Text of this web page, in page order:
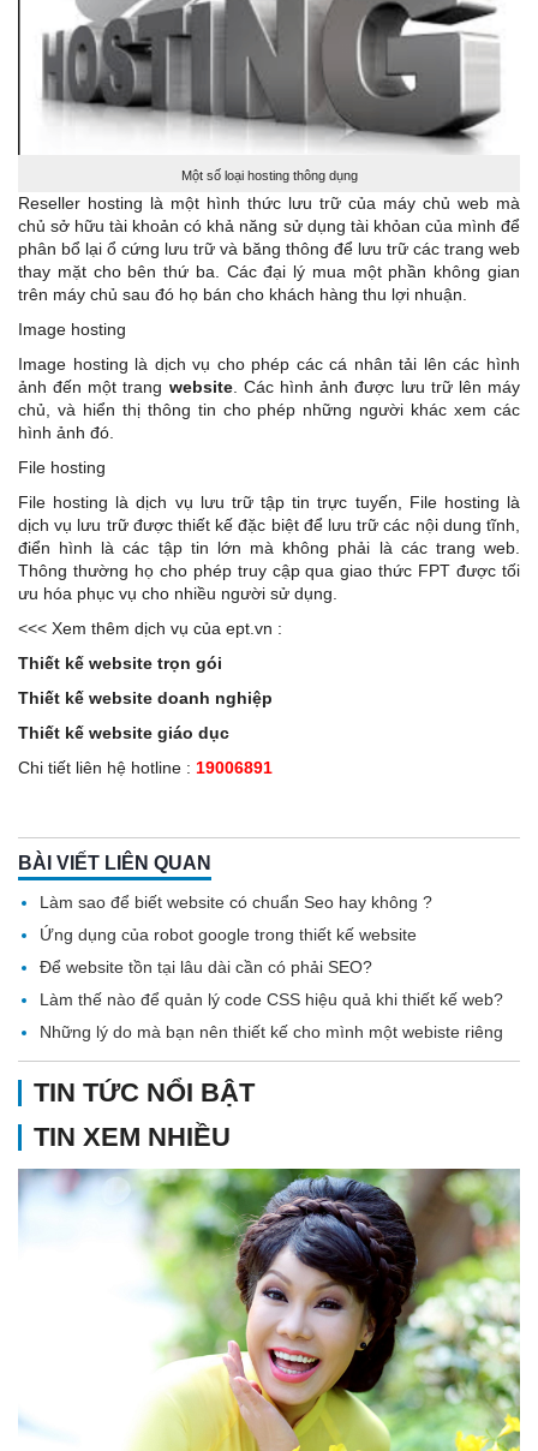
Một số loại hosting thông dụng
Reseller hosting là một hình thức lưu trữ của máy chủ web mà
chủ sở hữu tài khoản có khả năng sử dụng tài khỏan của mình để
phân bổ lại ổ cứng lưu trữ và băng thông để lưu trữ các trang web
thay mặt cho bên thứ ba. Các đại lý mua một phần không gian
trên máy chủ sau đó họ bán cho khách hàng thu lợi nhuận.
Image hosting
Image hosting là dịch vụ cho phép các cá nhân tải lên các hình
ảnh đến một trang website. Các hình ảnh được lưu trữ lên máy
chủ, và hiển thị thông tin cho phép những người khác xem các
hình ảnh đó.
File hosting
File hosting là dịch vụ lưu trữ tập tin trực tuyến, File hosting là
dịch vụ lưu trữ được thiết kế đặc biệt để lưu trữ các nội dung tĩnh,
điển hình là các tập tin lớn mà không phải là các trang web.
Thông thường họ cho phép truy cập qua giao thức FPT được tối
ưu hóa phục vụ cho nhiều người sử dụng.
<<< Xem thêm dịch vụ của ept.vn :
Thiết kế website trọn gói
Thiết kế website doanh nghiệp
Thiết kế website giáo dục
Chi tiết liên hệ hotline : 19006891
BÀI VIẾT LIÊN QUAN
Làm sao để biết website có chuẩn Seo hay không ?
Ứng dụng của robot google trong thiết kế website
Để website tồn tại lâu dài cần có phải SEO?
Làm thế nào để quản lý code CSS hiệu quả khi thiết kế web?
Những lý do mà bạn nên thiết kế cho mình một webiste riêng
TIN TỨC NỔI BẬT
TIN XEM NHIỀU